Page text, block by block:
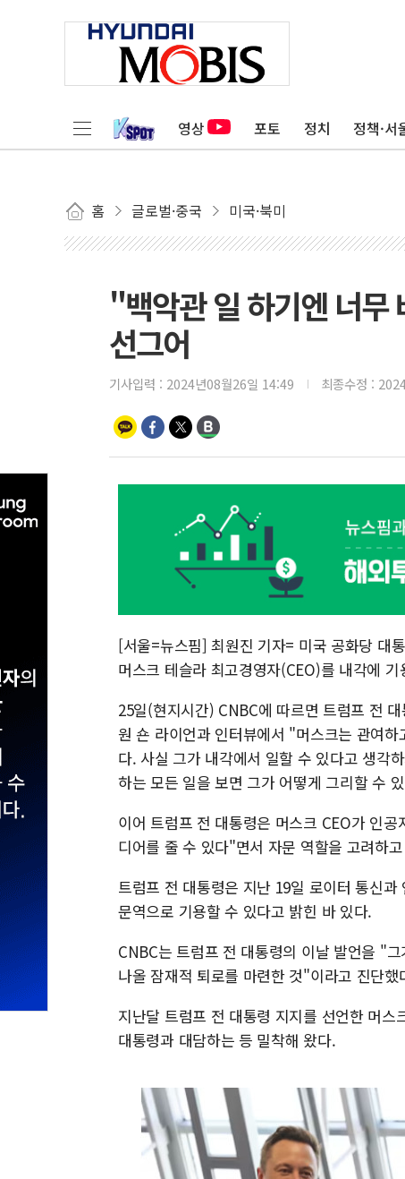
영상 포토 정치 정책·서
홈 글로벌·중국 미국·북미
"백악관 일 하기엔 너무
선그어
기사입력 : 2024년08월26일 14:49 최종수정 :
[서울=뉴스핌] 최원진 기자= 미국 공화당 대
머스크 테슬라 최고경영자(CEO)를 내각에
25일(현지시간) CNBC에 따르면 트럼프 전
원 숀 라이언과 인터뷰에서 "머스크는 관여
다. 사실 그가 내각에서 일할 수 있다고 생각
하는 모든 일을 보면 그가 어떻게 그리할 수
이어 트럼프 전 대통령은 머스크 CEO가 인
디어를 줄 수 있다"면서 자문 역할을 고려하
트럼프 전 대통령은 지난 19일 로이터 통신
문역으로 기용할 수 있다고 밝힌 바 있다.
CNBC는 트럼프 전 대통령의 이날 발언을 "
나올 잠재적 퇴로를 마련한 것"이라고 진단했
지난달 트럼프 전 대통령 지지를 선언한 머
대통령과 대담하는 등 밀착해 왔다.